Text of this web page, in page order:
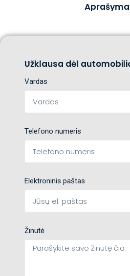
Užklausa dėl
Vardas
Telefono numeris
Elektroninis paštas
Žinutė